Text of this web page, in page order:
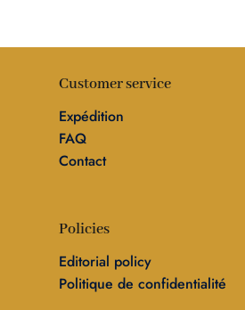
Customer service
Expédition
FAQ
Contact
Policies
Editorial policy
Politique de confidentialité